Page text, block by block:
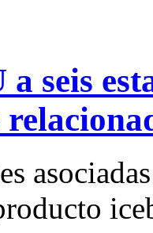
a seis